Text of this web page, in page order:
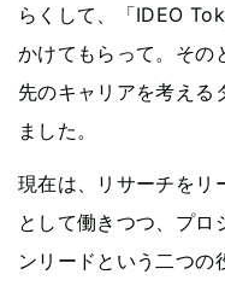
らくして、「IDEO
かけてもらって。その
先のキャリアを考える
ました。
現在は、リサーチをリ
として働きつつ、プロ
ンリードという二つの